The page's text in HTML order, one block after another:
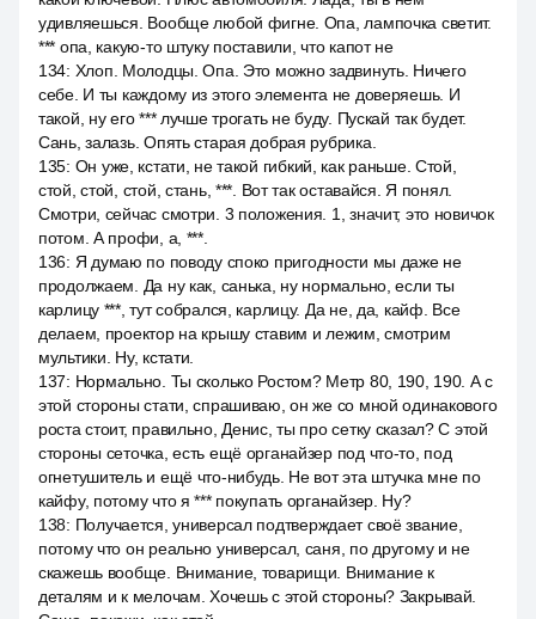
удивляешься. Вообще любой фигне. Опа, лампочка светит.
*** опа, какую-то штуку поставили, что капот не
134: Хлоп. Молодцы. Опа. Это можно задвинуть. Ничего
себе. И ты каждому из этого элемента не доверяешь. И
такой, ну его *** лучше трогать не буду. Пускай так будет.
Сань, залазь. Опять старая добрая рубрика.
135: Он уже, кстати, не такой гибкий, как раньше. Стой,
стой, стой, стой, стань, ***. Вот так оставайся. Я понял.
Смотри, сейчас смотри. 3 положения. 1, значит, это новичок
потом. А профи, а, ***.
136: Я думаю по поводу споко пригодности мы даже не
продолжаем. Да ну как, санька, ну нормально, если ты
карлицу ***, тут собрался, карлицу. Да не, да, кайф. Все
делаем, проектор на крышу ставим и лежим, смотрим
мультики. Ну, кстати.
137: Нормально. Ты сколько Ростом? Метр 80, 190, 190. А с
этой стороны стати, спрашиваю, он же со мной одинакового
роста стоит, правильно, Денис, ты про сетку сказал? С этой
стороны сеточка, есть ещё органайзер под что-то, под
огнетушитель и ещё что-нибудь. Не вот эта штучка мне по
кайфу, потому что я *** покупать органайзер. Ну?
138: Получается, универсал подтверждает своё звание,
потому что он реально универсал, саня, по другому и не
скажешь вообще. Внимание, товарищи. Внимание к
деталям и к мелочам. Хочешь с этой стороны? Закрывай.